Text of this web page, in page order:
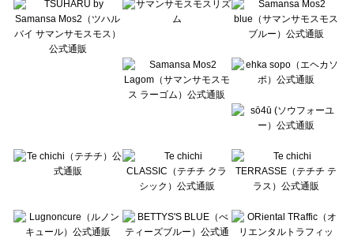
Lugnoncure（ルノンキュール）のカットソー一覧
BETTY'S BLUE（べティーズブルー）のカットソー一覧
Wpc.（ワールドパーティー）のカットソー一覧